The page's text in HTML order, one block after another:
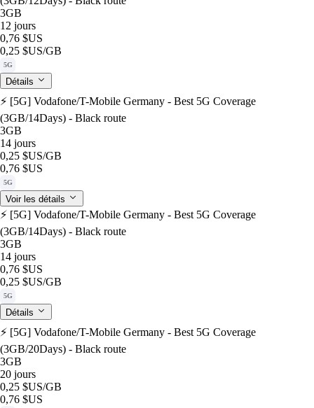
3GB
12 jours
0,76 $US
0,25 $US/GB
5G
Détails
⚡️ [5G] Vodafone/T-Mobile Germany - Best 5G Coverage
(3GB/14Days) - Black route
3GB
14 jours
0,25 $US/GB
0,76 $US
5G
Voir les détails
⚡️ [5G] Vodafone/T-Mobile Germany - Best 5G Coverage
(3GB/14Days) - Black route
3GB
14 jours
0,76 $US
0,25 $US/GB
5G
Détails
⚡️ [5G] Vodafone/T-Mobile Germany - Best 5G Coverage
(3GB/20Days) - Black route
3GB
20 jours
0,25 $US/GB
0,76 $US